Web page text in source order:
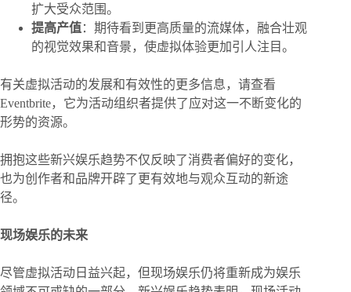
扩大受众范围。
提高产值：期待看到更高质量的流媒体，融合壮观
的视觉效果和音景，使虚拟体验更加引人注目。
有关虚拟活动的发展和有效性的更多信息，请查看
Eventbrite，它为活动组织者提供了应对这一不断变化的
形势的资源。
拥抱这些新兴娱乐趋势不仅反映了消费者偏好的变化，
也为创作者和品牌开辟了更有效地与观众互动的新途
径。
现场娱乐的未来
尽管虚拟活动日益兴起，但现场娱乐仍将重新成为娱乐